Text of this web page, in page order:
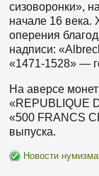
сизоворонки»,
начале 16 века.
оперения
надписи:
«1471-1528» —
На аверсе
«REPUBLIQUE
«500 FRANCS
выпуска.
Новости